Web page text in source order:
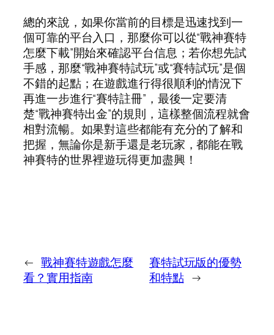
總的來說，如果你當前的目標是迅速找到一
個可靠的平台入口，那麼你可以從“戰神賽特
怎麼下載”開始來確認平台信息；若你想先試
手感，那麼“戰神賽特試玩”或“賽特試玩”是個
不錯的起點；在遊戲進行得很順利的情況下
再進一步進行“賽特註冊”，最後一定要清
楚“戰神賽特出金”的規則，這樣整個流程就會
相對流暢。如果對這些都能有充分的了解和
把握，無論你是新手還是老玩家，都能在戰
神賽特的世界裡遊玩得更加盡興！
← 戰神賽特遊戲怎麼
看？實用指南
賽特試玩版的優勢
和特點 →